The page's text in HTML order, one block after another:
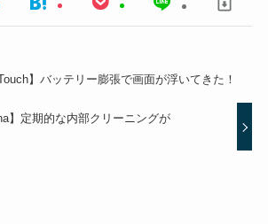
】バッテリー膨張で画面が浮いてきた！
】定期的な内部クリーニングが